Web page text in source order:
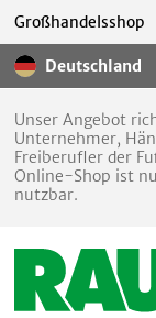
Deutschland
Großhandelsshop
Unser Angebot
Unternehmer,
Freiberufler der
Online-Shop ist
nutzbar.